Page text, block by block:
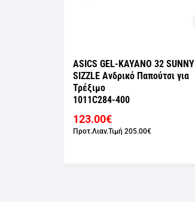
ASICS GEL-KAYANO 32 SUNNY
SIZZLE Ανδρικό Παπούτσι για
Τρέξιμο
1011C284-400
123.00€
Προτ.Λιαν.Τιμή 205.00€